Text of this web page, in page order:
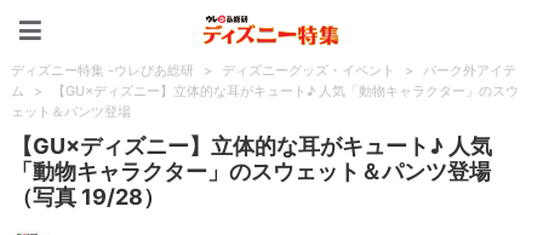
ディズニー特集 -ウレぴあ総研 > ディズニーグッズ・イベント >
パーク外アイテ
ム
>
【GU×ディズニー】立体的な耳がキュート♪ 人気「動物キャラクター」のスウ
ェット＆パンツ登場
【GU×ディズニー】立体的な耳がキュート♪ 人気
「動物キャラクター」のスウェット＆パンツ登場
（写真 19/28）